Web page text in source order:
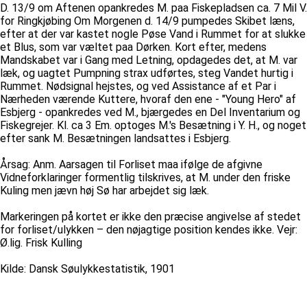
D. 13/9 om Aftenen opankredes M. paa Fiskepladsen ca. 7 Mil V.
for Ringkjøbing Om Morgenen d. 14/9 pumpedes Skibet læns,
efter at der var kastet nogle Pøse Vand i Rummet for at slukke
et Blus, som var væltet paa Dørken. Kort efter, medens
Mandskabet var i Gang med Letning, opdagedes det, at M. var
læk, og uagtet Pumpning strax udførtes, steg Vandet hurtig i
Rummet. Nødsignal hejstes, og ved Assistance af et Par i
Nærheden værende Kuttere, hvoraf den ene - "Young Hero" af
Esbjerg - opankredes ved M., bjærgedes en Del Inventarium og
Fiskegrejer. Kl. ca 3 Em. optoges M.'s Besætning i Y. H., og noget
efter sank M. Besætningen landsattes i Esbjerg.
Årsag: Anm. Aarsagen til Forliset maa ifølge de afgivne
Vidneforklaringer formentlig tilskrives, at M. under den friske
Kuling men jævn høj Sø har arbejdet sig læk.
Markeringen på kortet er ikke den præcise angivelse af stedet
for forliset/ulykken – den nøjagtige position kendes ikke. Vejr:
Ø.lig. Frisk Kulling
Kilde: Dansk Søulykkestatistik, 1901